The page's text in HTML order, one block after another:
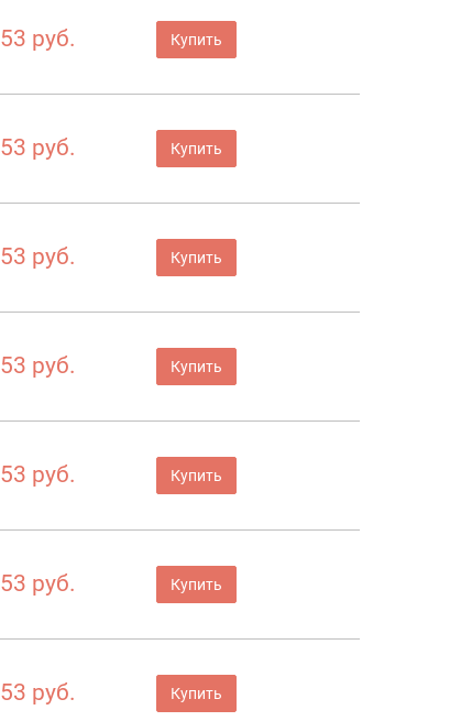
руб. Купить
руб. Купить
руб. Купить
руб. Купить
руб. Купить
руб. Купить
руб. Купить